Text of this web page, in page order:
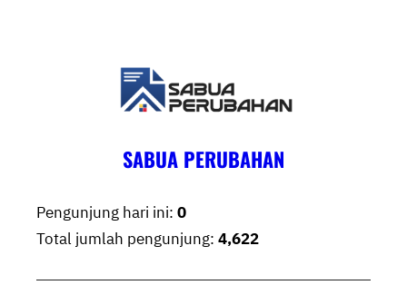
SABUA PERUBAHAN
Pengunjung hari ini: 0
Total jumlah pengunjung: 4,622